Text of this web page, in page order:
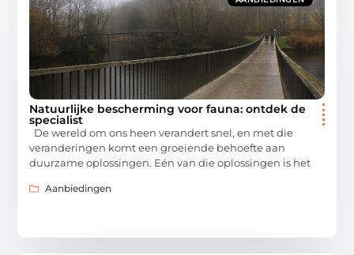
Natuurlijke bescherming voor fauna: ontdek de
specialist
De wereld om ons heen verandert snel, en met die
veranderingen komt een groeiende behoefte aan
duurzame oplossingen. Eén van die oplossingen is het
Aanbiedingen